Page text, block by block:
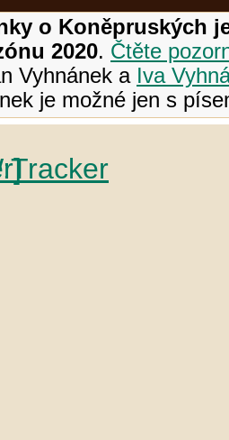
o Koněpruských
2020. Čtěte
Vyhnánek a Iva
je možné jen s